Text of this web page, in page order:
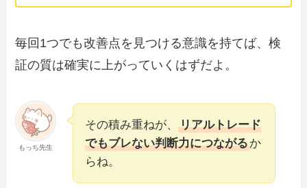
毎回1つでも改善点を見つける意識を持てば、検
証の質は確実に上がっていくはずだよ。
もっち先生
その積み重ねが、リアルトレード
でもブレない判断力につながるか
らね。